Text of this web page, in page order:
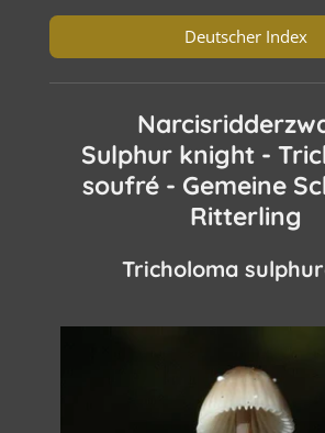
Deutscher Index
Sulphur knight -
soufré - Gemeine
Ritterling
Tricholoma